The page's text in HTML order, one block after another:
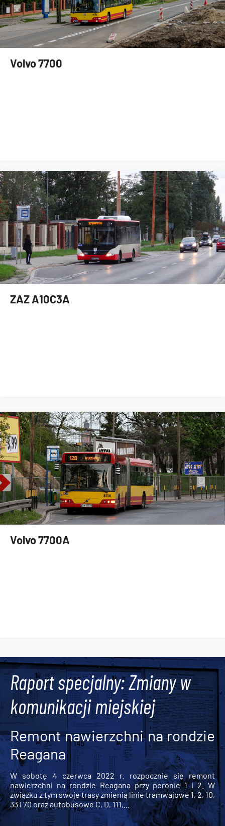
Volvo 7700
ZAZ A10C3A
Volvo 7700A
Raport specjalny: Zmiany w
komunikacji miejskiej
Remont nawierzchni na rondzie
Reagana
W sobotę 4 czerwca 2022 r. rozpocznie się remont
nawierzchni na rondzie Reagana przy peronie 1 i 2. W
związku z tym swoje trasy zmienią linie tramwajowe 1, 2, 10,
33 i 70 oraz autobusowe C, D, 111,...